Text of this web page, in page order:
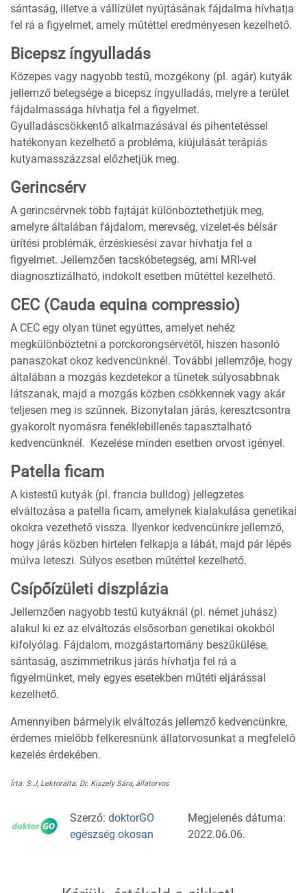
sántaság, illetve a vállízület nyújtásának fájdalma hívhatja
fel rá a figyelmet, amely műtéttel eredményesen kezelhető.
Bicepsz íngyulladás
Közepes vagy nagyobb testű, mozgékony (pl. agár) kutyák
jellemző betegsége a bicepsz íngyulladás, melyre a terület
fájdalmassága hívhatja fel a figyelmet.
Gyulladáscsökkentő alkalmazásával és pihentetéssel
hatékonyan kezelhető a probléma, kiújulását terápiás
kutyamasszázzsal előzhetjük meg.
Gerincsérv
A gerincsérvnek több fajtáját különböztethetjük meg,
amelyre általában fájdalom, merevség, vizelet-és bélsár
ürítési problémák, érzéskiesési zavar hívhatja fel a
figyelmet. Jellemzően tacskóbetegség, ami MRI-vel
diagnosztizálható, indokolt esetben műtéttel kezelhető.
CEC (Cauda equina compressio)
A CEC egy olyan tünet együttes, amelyet nehéz
megkülönböztetni a porckorongsérvétől, hiszen hasonló
panaszokat okoz kedvencünknél. További jellemzője, hogy
általában a mozgás kezdetekor a tünetek súlyosabbnak
látszanak, majd a mozgás közben csökkennek vagy akár
teljesen meg is szűnnek. Bizonytalan járás, keresztcsontra
gyakorolt nyomásra fenéklebillenés tapasztalható
kedvencünknél. Kezelése minden esetben orvost igényel.
Patella ficam
A kistestű kutyák (pl. francia bulldog) jellegzetes
elváltozása a patella ficam, amelynek kialakulása genetikai
okokra vezethető vissza. Ilyenkor kedvencünkre jellemző,
hogy járás közben hirtelen felkapja a lábát, majd pár lépés
múlva leteszi. Súlyos esetben műtéttel kezelhető.
Csípőízületi diszplázia
Jellemzően nagyobb testű kutyáknál (pl. német juhász)
alakul ki ez az elváltozás elsősorban genetikai okokból
kifolyólag. Fájdalom, mozgástartomány beszűkülése,
sántaság, aszimmetrikus járás hívhatja fel rá a
figyelmünket, mely egyes esetekben műtéti eljárással
kezelhető.
Amennyiben bármelyik elváltozás jellemző kedvencünkre,
érdemes mielőbb felkeresnünk állatorvosunkat a megfelelő
kezelés érdekében.
Írta: S.J, Lektorálta: Dr. Kiszely Sára, állatorvos
Szerző: doktorGO
egészség okosan
Megjelenés dátuma:
2022.06.06.